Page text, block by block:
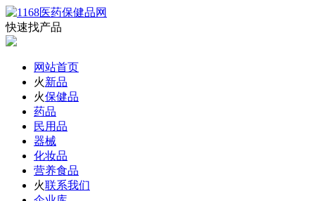
快速找产品
网站首页
火新品
火保健品
药品
民用品
器械
化妆品
营养食品
火联系我们